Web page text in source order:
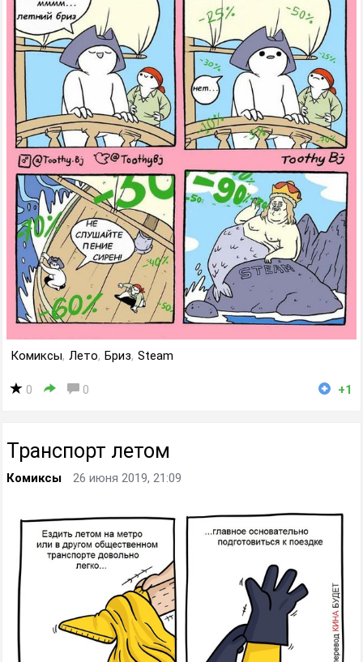
Комиксы, Лето, Бриз, Steam
0 0 +1
Транспорт летом
Комиксы 26 июня 2019, 21:09